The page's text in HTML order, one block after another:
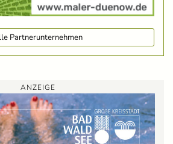
Partnerunternehmen
ANZEIGE